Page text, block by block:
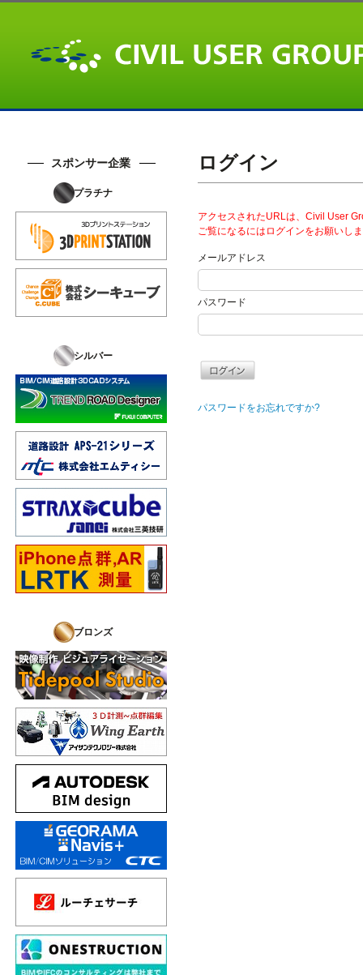
スポンサー企業
プラチナ
シルバー
ブロンズ
ログイン
アクセスされたURLは、Civil User
ご覧になるにはログインをお願いし
メールアドレス
パスワード
パスワードをお忘れですか?